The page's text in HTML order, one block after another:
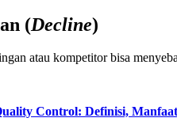
(Decline)
atau kompetitor bisa
Control: Definisi,